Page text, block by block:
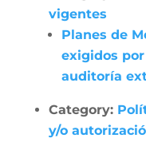
vigentes
Planes de
exigidos
auditoría
Category:
y/o